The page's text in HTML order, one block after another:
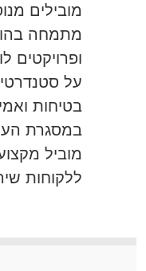
מובילים
מתמחה
ופרויקטים
על
בטיחות
במסגרת
מוביל
ללקוחות